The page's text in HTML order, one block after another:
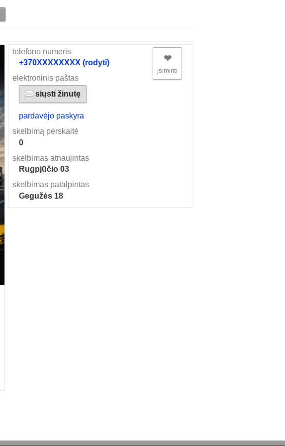
telefono numeris
+370XXXXXXXX (rodyti)
elektroninis paštas
siųsti žinutę
pardavėjo paskyra
skelbimą perskaitė
0
skelbimas atnaujintas
Rugpjūčio 03
skelbimas patalpintas
Gegužės 18
❤︎
įsiminti